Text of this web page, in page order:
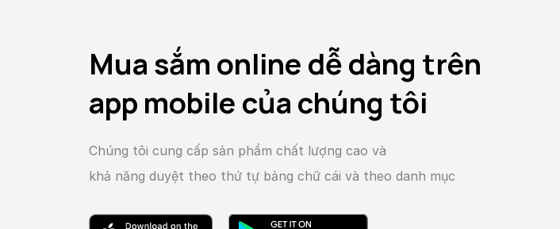
Mua sắm online dễ dàng trên
app mobile của chúng tôi
Chúng tôi cung cấp sản phẩm chất lượng cao và
khả năng duyệt theo thứ tự bảng chữ cái và theo danh mục